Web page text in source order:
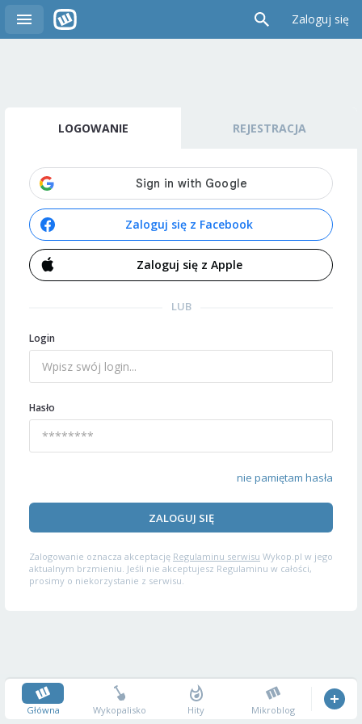
Zaloguj się
LOGOWANIE REJESTRACJA
Zaloguj się z Facebook
Zaloguj się z Apple
LUB
Login
Hasło
nie pamiętam hasła
ZALOGUJ SIĘ
Zalogowanie oznacza akceptację Regulaminu serwisu Wykop.pl w jego
aktualnym brzmieniu. Jeśli nie akceptujesz Regulaminu w całości,
prosimy o niekorzystanie z serwisu.
Główna Wykopalisko Hity Mikroblog